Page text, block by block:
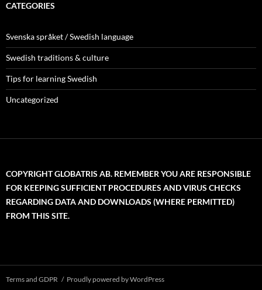
CATEGORIES
Svenska språket / Swedish language
Swedish traditions & culture
Tips for learning Swedish
Uncategorized
COPYRIGHT GLOBATRIS AB. REMEMBER YOU ARE RESPONSIBLE
FOR KEEPING SUFFICIENT PROCEDURES AND VIRUS CHECKS
REGARDING DATA AND DOWNLOADS (WHERE PERMITTED)
FROM THIS SITE.
Terms and GDPR Proudly powered by WordPress